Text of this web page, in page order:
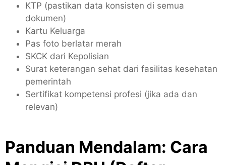
KTP (pastikan data konsisten di semua
dokumen)
Kartu Keluarga
Pas foto berlatar merah
SKCK dari Kepolisian
Surat keterangan sehat dari fasilitas kesehatan
pemerintah
Sertifikat kompetensi profesi (jika ada dan
relevan)
Panduan Mendalam: Cara